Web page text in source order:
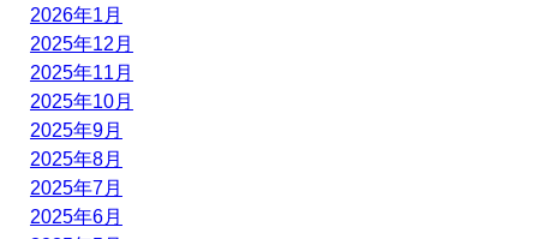
2026年1月
2025年12月
2025年11月
2025年10月
2025年9月
2025年8月
2025年7月
2025年6月